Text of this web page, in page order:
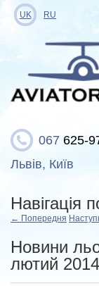
UK RU
067 625-
Львів, Київ
Навігація
← Попередня
Новини
лютий 2014